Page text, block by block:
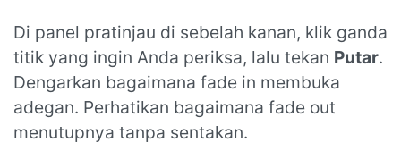
Di panel pratinjau di sebelah kanan, klik ganda
titik yang ingin Anda periksa, lalu tekan Putar.
Dengarkan bagaimana fade in membuka
adegan. Perhatikan bagaimana fade out
menutupnya tanpa sentakan.